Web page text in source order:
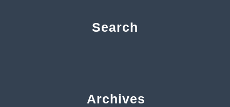
Search
Archives